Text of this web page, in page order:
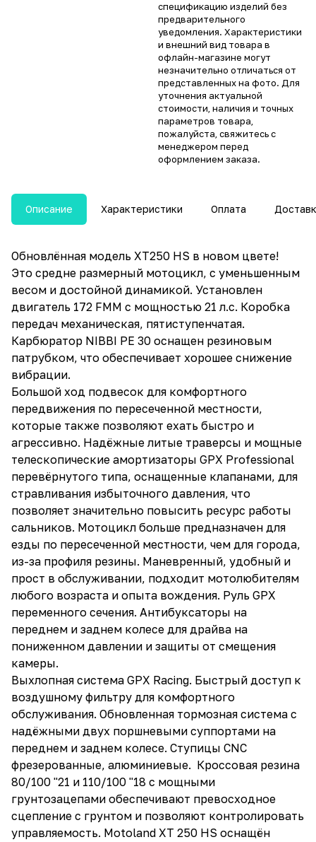
спецификацию изделий без
предварительного
уведомления. Характеристики
и внешний вид товара в
офлайн-магазине могут
незначительно отличаться от
представленных на фото. Для
уточнения актуальной
стоимости, наличия и точных
параметров товара,
пожалуйста, свяжитесь с
менеджером перед
оформлением заказа.
Описание Характеристики Оплата
Обновлённая модель XT250 HS в новом цвете!
Это средне размерный мотоцикл, с уменьшенным
весом и достойной динамикой. Установлен
двигатель 172 FMM c мощностью 21 л.с. Коробка
передач механическая, пятиступенчатая.
Карбюратор NIBBI PE 30 оснащен резиновым
патрубком, что обеспечивает хорошее снижение
вибрации.
Большой ход подвесок для комфортного
передвижения по пересеченной местности,
которые также позволяют ехать быстро и
агрессивно. Надёжные литые траверсы и мощные
телескопические амортизаторы GPX Professional
перевёрнутого типа, оснащенные клапанами, для
стравливания избыточного давления, что
позволяет значительно повысить ресурс работы
сальников. Мотоцикл больше предназначен для
езды по пересеченной местности, чем для города,
из-за профиля резины. Маневренный, удобный и
прост в обслуживании, подходит мотолюбителям
любого возраста и опыта вождения. Руль GPX
переменного сечения. Антибуксаторы на
переднем и заднем колесе для драйва на
пониженном давлении и защиты от смещения
камеры.
Выхлопная система GPX Racing. Быстрый доступ к
воздушному фильтру для комфортного
обслуживания. Обновленная тормозная система с
надёжными двух поршневыми суппортами на
переднем и заднем колесе. Ступицы CNC
фрезерованные, алюминиевые. Кроссовая резина
80/100 "21 и 110/100 "18 с мощными
грунтозацепами обеспечивают превосходное
сцепление с грунтом и позволяют контролировать
управляемость. Motoland XT 250 HS оснащён